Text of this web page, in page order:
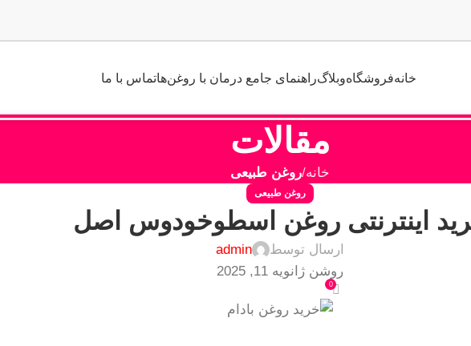
خانهفروشگاهوبلاگراهنمای جامع درمان با روغن‌هاتماس با ما
مقالات
خانه روغن طبیعی
روغن طبیعی
اینترنتی روغن اسطوخودوس اصل
ارسال توسط
admin
روشن ژانویه 11, 2025
0